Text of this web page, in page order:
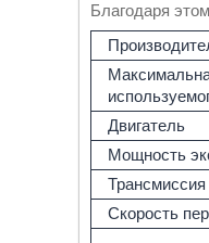
Благодаря
Двигатель
Мощность
Трансмиссия
Скорость